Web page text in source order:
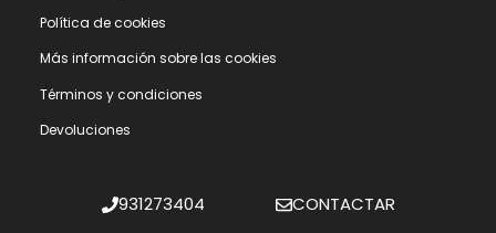
Polí­tica de cookies
Más información sobre las cookies
Términos y condiciones
Devoluciones
931273404 CONTACTAR